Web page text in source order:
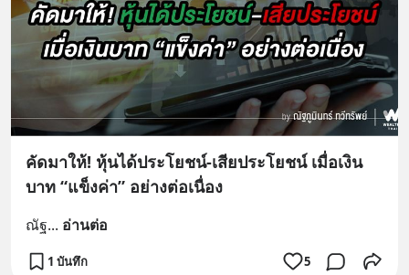
คัดมาให้! หุ้นได้ประโยชน์-เสียประโยชน์ เมื่อเงิน
บาท “แข็งค่า” อย่างต่อเนื่อง
ณัฐ... อ่านต่อ
1 บันทึก 5